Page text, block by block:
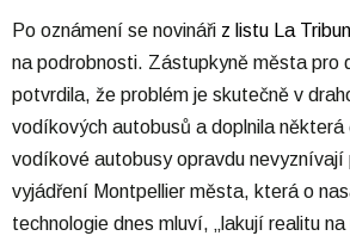
Po oznámení se novináři z listu La
na podrobnosti. Zástupkyně města pro
potvrdila, že problém je skutečně v
vodíkových autobusů a doplnila
vodíkové autobusy opravdu
vyjádření Montpellier města, která o
technologie dnes mluví, „lakují realitu